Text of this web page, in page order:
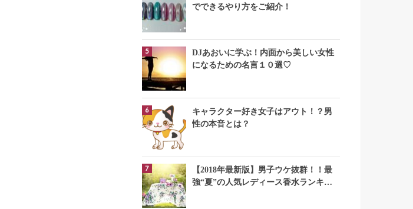
でできるやり方をご紹介！
DJあおいに学ぶ！内面から美しい女性
になるための名言１０選♡
キャラクター好き女子はアウト！？男
性の本音とは？
【2018年最新版】男子ウケ抜群！！最
強“夏”の人気レディース香水ランキン